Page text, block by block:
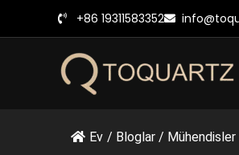
+86 19311583352
Ev / Bloglar / Mühendisler